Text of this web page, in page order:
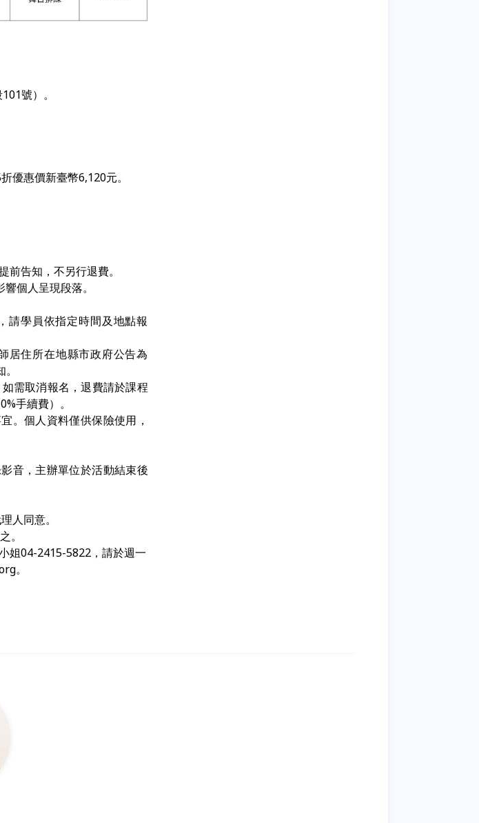
101號）。
優惠價新臺幣6,120元。
告知，不另行退費。
個人呈現段落。
請學員依指定時間及地點報
居住所在地縣市政府公告為
需取消報名，退費請於課程
手續費）。
。個人資料僅供保險使用，
音，主辦單位於活動結束後
人同意。
。
姐04-2415-5822，請於週一
。